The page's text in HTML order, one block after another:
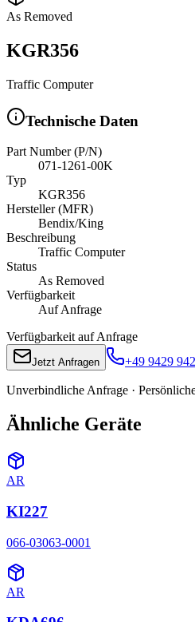
As Removed
KGR356
Traffic Computer
Technische Daten
Part Number (P/N)
071-1261-00K
Typ
KGR356
Hersteller (MFR)
Bendix/King
Beschreibung
Traffic Computer
Status
As Removed
Verfügbarkeit
Auf Anfrage
Verfügbarkeit auf Anfrage
Jetzt Anfragen +49 9429
Unverbindliche Anfrage ·
Ähnliche Geräte
AR
KI227
066-03063-0001
AR